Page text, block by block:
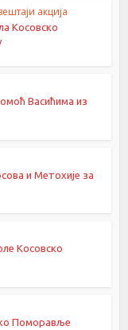
акција
Косовско
Васићима из
и Метохије за
Косовско
Поморавље